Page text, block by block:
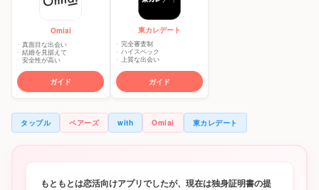
Omiai
真面目な出会い
結婚を見据えて
安全性が高い
ガイド
東カレデート
完全審査制
ハイスペック
上質な出会い
ガイド
タップル ペアーズ with Omiai 東カレデート
もともとは恋活向けアプリでしたが、現在は独身証明書の提